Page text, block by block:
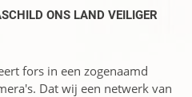
ONS LAND VEILIGER
fors in een zogenaamd
Dat wij een netwerk van